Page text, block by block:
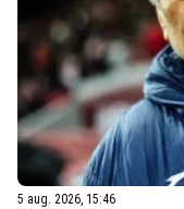
5 aug. 2026, 15:46